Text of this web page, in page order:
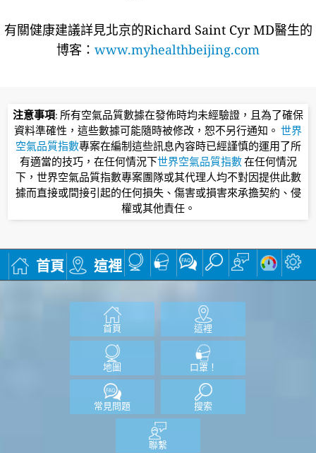
有關健康建議詳​​見北京的Richard Saint Cyr MD醫生的
博客： www.myhealthbeijing.com
注意事項: 所有空氣品質數據在發佈時均未經驗證，且為了確保
資料準確性，這些數據可能隨時被修改，恕不另行通知。 世界
空氣品質指數專案在編制這些訊息內容時已經謹慎的運用了所
有適當的技巧，在任何情況下世界空氣品質指數在任何情況
下，世界空氣品質指數專案團隊或其代理人均不對因提供此數
據而直接或間接引起的任何損失、傷害或損害來承擔契約、侵
權或其他責任。
首頁 這裡
首頁 這裡
地圖 口罩！
常見問題 搜索
聯繫